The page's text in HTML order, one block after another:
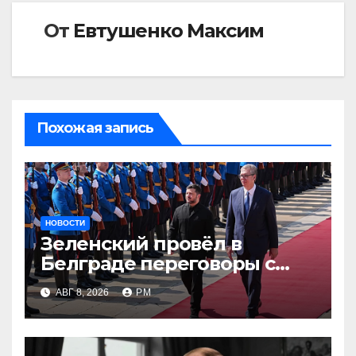
От Евтушенко Максим
Похожая запись
НОВОСТИ
Зеленский провёл в
Белграде переговоры с
Вучичем
АВГ 8, 2026 РМ